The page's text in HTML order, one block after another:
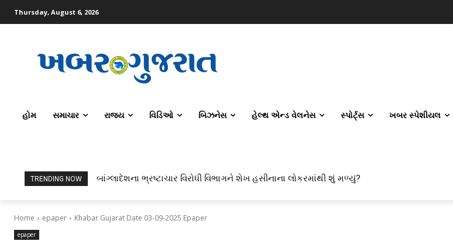
Thursday, August 6, 2026
હોમ સમાચાર રાજ્ય વિડિઓ બિઝનેસ હેલ્થ એન્ડ વેલનેસ સ્પોર્ટ્સ ખબર સ્પેશીયલ
TRENDING NOW ટોપર્સ કોમ્પ્યુટર સાયન્સ અને AI કરતાં સિવિલ એન્જિનિયરિંગ કેમ પસંદ કરી રહ્યા છે? IITનો
બાંગ્લાદેશના ભ્રષ્ટાચાર વિરોધી વિભાગને શેખ હસીનાના લોકરમાંથી શું મળ્યું?
Home epaper Khabar Gujarat Date 03-09-2025 Epaper
epaper